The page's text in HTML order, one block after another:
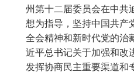
“致敬抗疫‘无名英雄’” 决
学习贯彻党的十九届四中全会
纪念西藏民主改革60周年
州第十二届委员会在中共
想为指导，坚持中国共产
全会精神和新时代党的治
近平总书记关于加强和改
发挥协商民主重要渠道和